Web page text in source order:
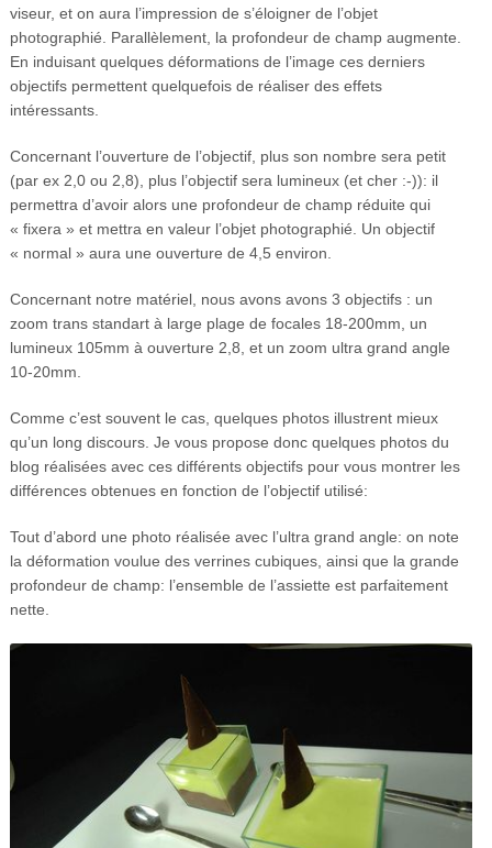
viseur, et on aura l’impression de s’éloigner de l’objet
photographié. Parallèlement, la profondeur de champ augmente.
En induisant quelques déformations de l’image ces derniers
objectifs permettent quelquefois de réaliser des effets
intéressants.
Concernant l’ouverture de l’objectif, plus son nombre sera petit
(par ex 2,0 ou 2,8), plus l’objectif sera lumineux (et cher :-)): il
permettra d’avoir alors une profondeur de champ réduite qui
« fixera » et mettra en valeur l’objet photographié. Un objectif
« normal » aura une ouverture de 4,5 environ.
Concernant notre matériel, nous avons avons 3 objectifs : un
zoom trans standart à large plage de focales 18-200mm, un
lumineux 105mm à ouverture 2,8, et un zoom ultra grand angle
10-20mm.
Comme c’est souvent le cas, quelques photos illustrent mieux
qu’un long discours. Je vous propose donc quelques photos du
blog réalisées avec ces différents objectifs pour vous montrer les
différences obtenues en fonction de l’objectif utilisé:
Tout d’abord une photo réalisée avec l’ultra grand angle: on note
la déformation voulue des verrines cubiques, ainsi que la grande
profondeur de champ: l’ensemble de l’assiette est parfaitement
nette.